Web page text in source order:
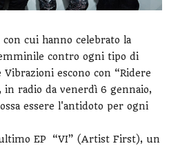
con cui hanno celebrato la
contro ogni tipo di
escono con “Ridere
radio da venerdì 6 gennaio,
essere l'antidoto per ogni
EP “VI” (Artist First), un